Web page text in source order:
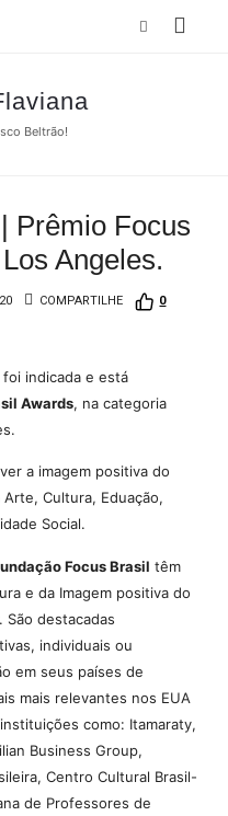
Beltrão!
Prêmio Focus
Angeles.
COMPARTILHE 0
foi indicada e está
Awards, na categoria
a imagem positiva do
Cultura, Eduação,
Social.
Focus Brasil têm
e da Imagem positiva do
São destacadas
individuais ou
em seus países de
mais relevantes nos EUA
como: Itamaraty,
Business Group,
Centro Cultural Brasil-
de Professores de